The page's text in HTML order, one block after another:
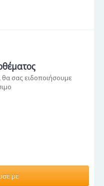
θα σας ειδοποιήσουμε
με